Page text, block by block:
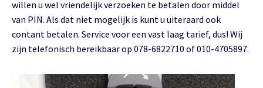
willen u wel vriendelijk verzoeken te betalen door middel
van PIN. Als dat niet mogelijk is kunt u uiteraard ook
contant betalen. Service voor een vast laag tarief, dus! Wij
zijn telefonisch bereikbaar op 078-6822710 of 010-4705897.